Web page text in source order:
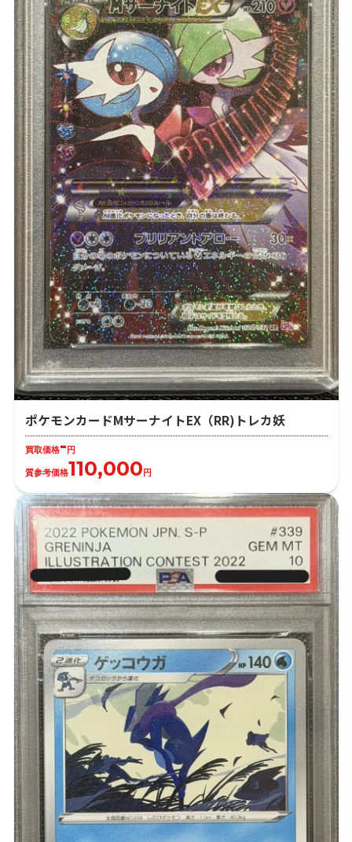
ポケモンカードMサーナイトEX（RR)トレカ妖
買取価格-円
質参考価格110,000円